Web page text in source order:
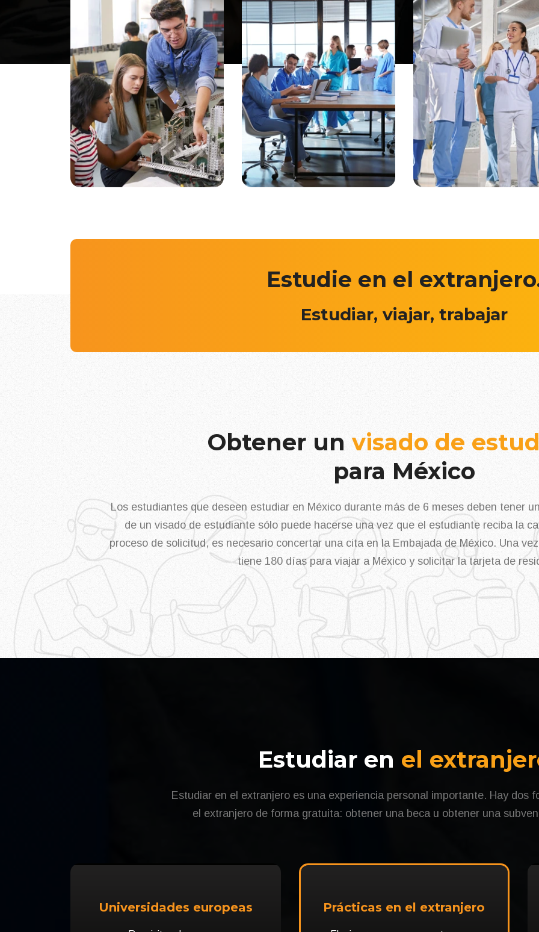
Estudie en el
Estudiar, viajar, trabajar
Obtener unvisado de
para México
Los estudiantes que deseen estudiar en México durante más de 6 meses deben tener
de un visado de estudiante sólo puede hacerse una vez que el estudiante reciba la
proceso de solicitud, es necesario concertar una cita en la Embajada de México. Una
tiene 180 días para viajar a México y solicitar la tarjeta de
Estudiar en el
Estudiar en el extranjero es una experiencia personal importante. Hay dos
el extranjero de forma gratuita: obtener una beca u obtener una
Universidades europeas Prácticas en el extranjero